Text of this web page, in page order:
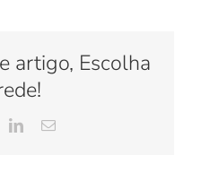
e
–
artigo, Escolha
LinkedIn
E-